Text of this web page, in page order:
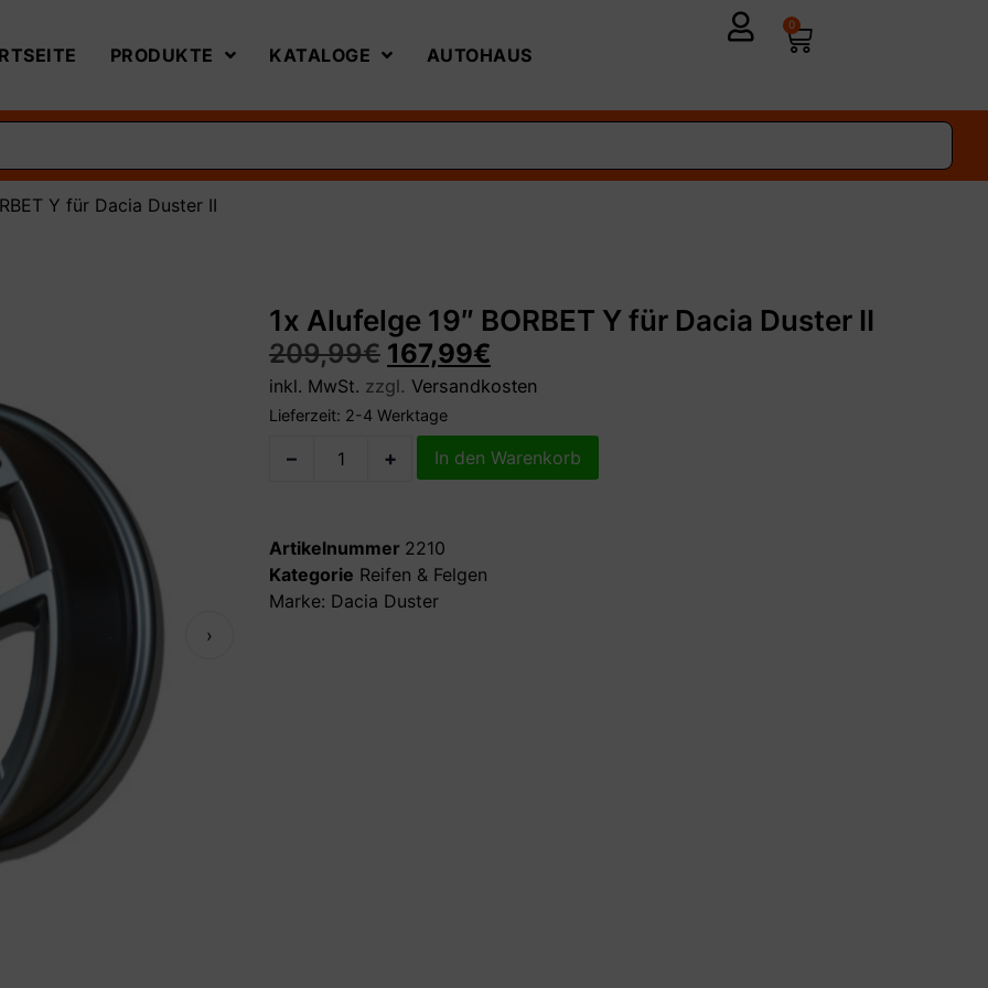
PRODUKTE KATALOGE AUTOHAUS
0
Y für Dacia Duster II
›
1x Alufelge 19″ BORBET Y für Dacia Duster II
209,99€ 167,99€
inkl. MwSt. zzgl. Versandkosten
Lieferzeit: 2-4 Werktage
– + In den Warenkorb
Artikelnummer 2210
Kategorie Reifen & Felgen
Marke: Dacia Duster